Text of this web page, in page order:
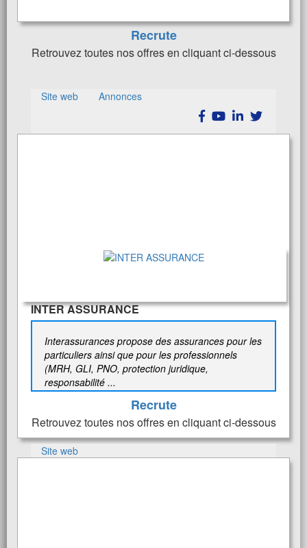
Recrute
Retrouvez toutes nos offres en cliquant ci-dessous
Site web Annonces
INTER ASSURANCE
Interassurances propose des assurances pour les
particuliers ainsi que pour les professionnels
(MRH, GLI, PNO, protection juridique,
responsabilité ...
Recrute
Retrouvez toutes nos offres en cliquant ci-dessous
Site web